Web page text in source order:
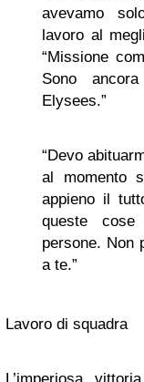
avevamo
lavoro al
“Missione
Sono
Elysees.”
“Devo
al momento
appieno il
queste
persone. Non
a te.”
Lavoro di squadra